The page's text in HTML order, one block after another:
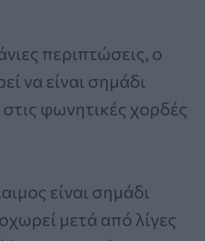
περιπτώσεις, ο
να είναι σημάδι
φωνητικές χορδές
είναι σημάδι
μετά από λίγες